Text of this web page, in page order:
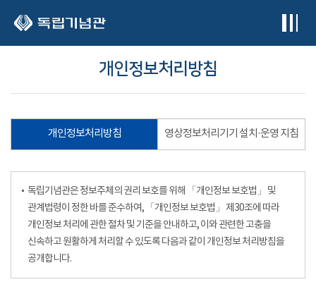
개인정보처리방침
개인정보처리방침 영상정보처리기기 설치·운영 지침
독립기념관은 정보주체의 권리 보호를 위해 「개인정보 보호법」 및
관계법령이 정한 바를 준수하여, 「개인정보 보호법」 제30조에 따라
개인정보 처리에 관한 절차 및 기준을 안내하고, 이와 관련한 고충을
신속하고 원활하게 처리할 수 있도록 다음과 같이 개인정보 처리방침을
공개합니다.